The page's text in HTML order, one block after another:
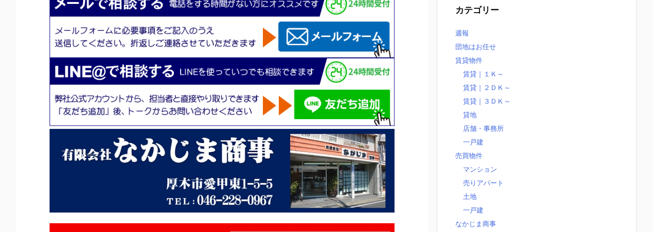
カテゴリー
週報
団地はお任せ
賃貸物件
賃貸｜１Ｋ～
賃貸｜２ＤＫ～
賃貸｜３ＤＫ～
貸地
店舗・事務所
一戸建
売買物件
マンション
売りアパート
土地
一戸建
なかじま商事